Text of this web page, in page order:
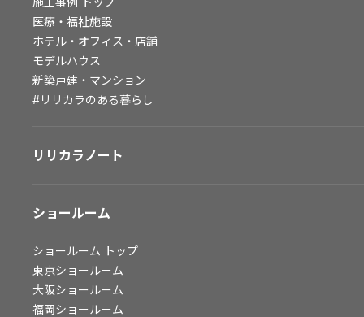
不動産投資開発事業
会社情報
採用情報
医療・福祉施設
ホテル・オフィス・店舗
モデルハウス
新築戸建・マンション
#リリカラのある暮らし
リリカラノート
ショールーム
ショールーム トップ
東京ショールーム
大阪ショールーム
福岡ショールーム